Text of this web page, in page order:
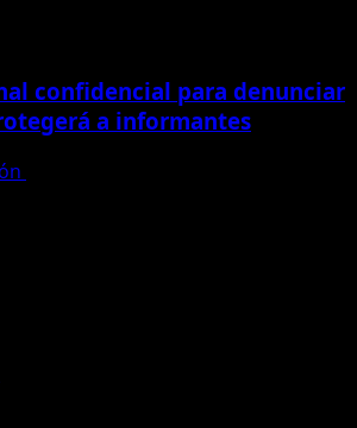
confidencial para denunciar
a informantes